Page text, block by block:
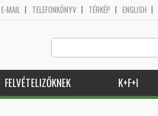
E-MAIL TELEFONKÖNYV TÉRKÉP ENGLISH
FELVÉTELIZŐKNEK K+F+I